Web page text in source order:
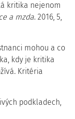
kritika nejenom
a mzda. 2016, 5,
mohou a co
kdy je kritika
Kritéria
podkladech,